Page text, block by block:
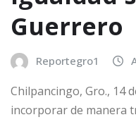
Guerrero
Reportegro1
Chilpancingo, Gro., 14
incorporar de manera